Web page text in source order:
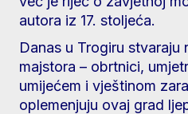
autora iz 17. stoljeća.
Danas u Trogiru stvaraju
majstora – obrtnici,
umijećem i vještinom
oplemenjuju ovaj grad